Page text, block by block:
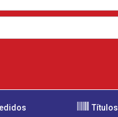
Títulos